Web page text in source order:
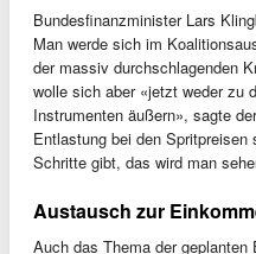
Bundesfinanzminister Lars
Man werde sich im
der massiv durchschlagenden
wolle sich aber «jetzt weder zu
Instrumenten äußern», sagte
Entlastung bei den
Schritte gibt, das wird man
Austausch zur
Auch das Thema der